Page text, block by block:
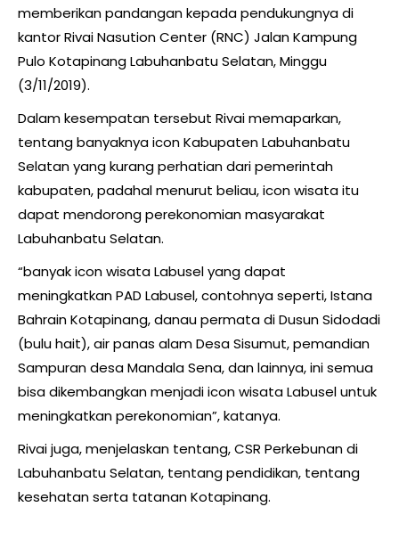
memberikan pandangan kepada pendukungnya di
kantor Rivai Nasution Center (RNC) Jalan Kampung
Pulo Kotapinang Labuhanbatu Selatan, Minggu
(3/11/2019).
Dalam kesempatan tersebut Rivai memaparkan,
tentang banyaknya icon Kabupaten Labuhanbatu
Selatan yang kurang perhatian dari pemerintah
kabupaten, padahal menurut beliau, icon wisata itu
dapat mendorong perekonomian masyarakat
Labuhanbatu Selatan.
“banyak icon wisata Labusel yang dapat
meningkatkan PAD Labusel, contohnya seperti, Istana
Bahrain Kotapinang, danau permata di Dusun Sidodadi
(bulu hait), air panas alam Desa Sisumut, pemandian
Sampuran desa Mandala Sena, dan lainnya, ini semua
bisa dikembangkan menjadi icon wisata Labusel untuk
meningkatkan perekonomian”, katanya.
Rivai juga, menjelaskan tentang, CSR Perkebunan di
Labuhanbatu Selatan, tentang pendidikan, tentang
kesehatan serta tatanan Kotapinang.